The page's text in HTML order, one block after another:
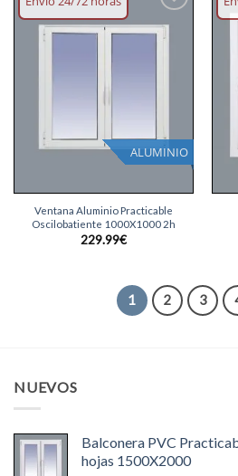
ALUMINIO
Añadir
lista
Ventana Aluminio Practicable
Oscilobatiente 1000X1000 2h
229.99€
1 2 3
NUEVOS
Balconera PVC
hojas 1500X2000